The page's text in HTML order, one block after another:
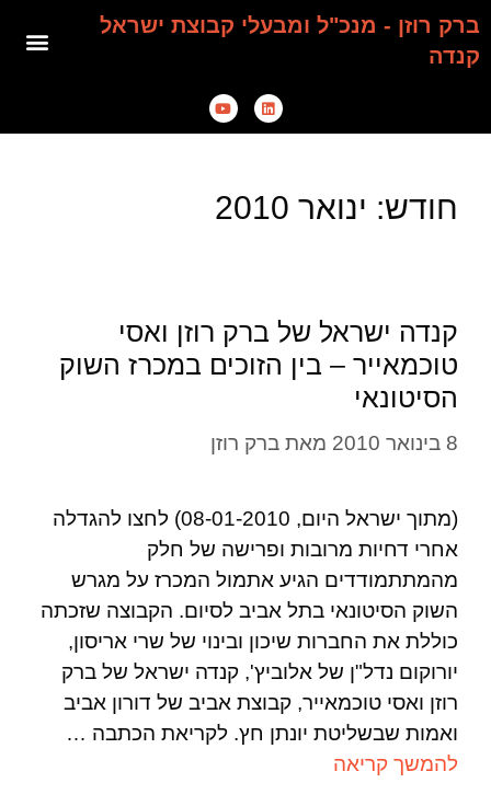
ברק רוזן - מנכ"ל ומבעלי קבוצת ישראל
קנדה
חודש: ינואר 2010
קנדה ישראל של ברק רוזן ואסי
טוכמאייר – בין הזוכים במכרז השוק
הסיטונאי
8 בינואר 2010 מאת ברק רוזן
(מתוך ישראל היום, 08-01-2010) לחצו להגדלה
אחרי דחיות מרובות ופרישה של חלק
מהמתתמודדים הגיע אתמול המכרז על מגרש
השוק הסיטונאי בתל אביב לסיום. הקבוצה שזכתה
כוללת את החברות שיכון ובינוי של שרי אריסון,
יורוקום נדל"ן של אלוביץ', קנדה ישראל של ברק
רוזן ואסי טוכמאייר, קבוצת אביב של דורון אביב
ואמות שבשליטת יונתן חץ. לקריאת הכתבה …
להמשך קריאה